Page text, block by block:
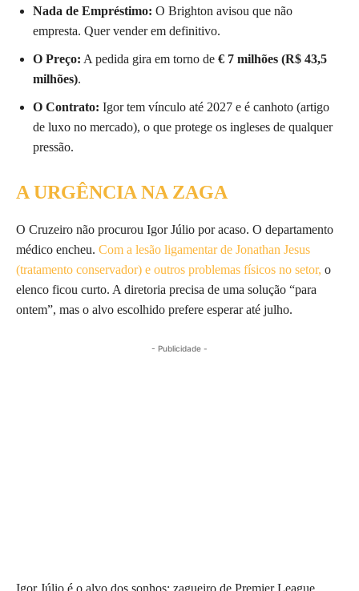
Nada de Empréstimo: O Brighton avisou que não
empresta. Quer vender em definitivo.
O Preço: A pedida gira em torno de € 7 milhões (R$ 43,5
milhões).
O Contrato: Igor tem vínculo até 2027 e é canhoto (artigo
de luxo no mercado), o que protege os ingleses de qualquer
pressão.
A URGÊNCIA NA ZAGA
O Cruzeiro não procurou Igor Júlio por acaso. O departamento
médico encheu. Com a lesão ligamentar de Jonathan Jesus
(tratamento conservador) e outros problemas físicos no setor, o
elenco ficou curto. A diretoria precisa de uma solução “para
ontem”, mas o alvo escolhido prefere esperar até julho.
- Publicidade -
Igor Júlio é o alvo dos sonhos: zagueiro de Premier League,